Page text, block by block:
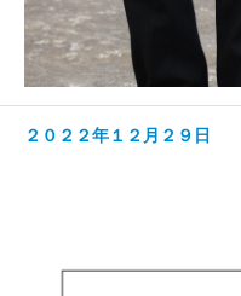
２０２２年１２月２９日